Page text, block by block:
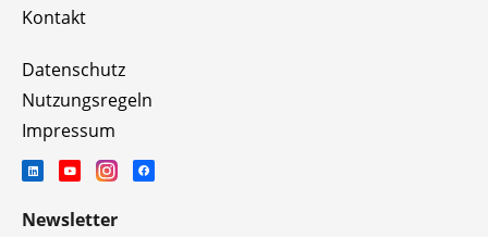
Kontakt
Datenschutz
Nutzungsregeln
Impressum
Newsletter